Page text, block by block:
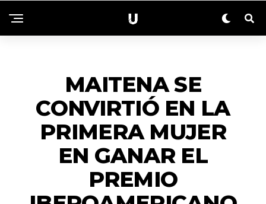
MAITENA SE
CONVIRTIÓ EN LA
PRIMERA MUJER
EN GANAR EL
PREMIO